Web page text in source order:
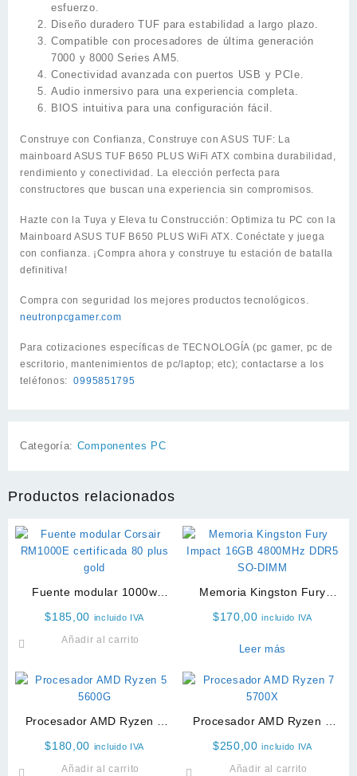
esfuerzo.
Diseño duradero TUF para estabilidad a largo plazo.
Compatible con procesadores de última generación
7000 y 8000 Series AM5.
Conectividad avanzada con puertos USB y PCIe.
Audio inmersivo para una experiencia completa.
BIOS intuitiva para una configuración fácil.
Construye con Confianza, Construye con ASUS TUF: La
mainboard ASUS TUF B650 PLUS WiFi ATX combina durabilidad,
rendimiento y conectividad. La elección perfecta para
constructores que buscan una experiencia sin compromisos.
Hazte con la Tuya y Eleva tu Construcción: Optimiza tu PC con la
Mainboard ASUS TUF B650 PLUS WiFi ATX. Conéctate y juega
con confianza. ¡Compra ahora y construye tu estación de batalla
definitiva!
Compra con seguridad los mejores productos tecnológicos.
neutronpcgamer.com
Para cotizaciones específicas de TECNOLOGÍA (pc gamer, pc de
escritorio, mantenimientos de pc/laptop; etc); contactarse a los
teléfonos:0995851795
Categoría: Componentes PC
Productos relacionados
Fuente modular 1000w
gold
$185,00 incluido IVA
Añadir al carrito
Memoria Kingston Fury
DDR5 SO-DIMM
$170,00 incluido IVA
Leer más
Procesador AMD Ryzen 5
$180,00 incluido IVA
Añadir al carrito
Procesador AMD Ryzen 7
$250,00 incluido IVA
Añadir al carrito